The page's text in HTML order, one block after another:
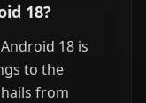
18?
18 is
to the
from